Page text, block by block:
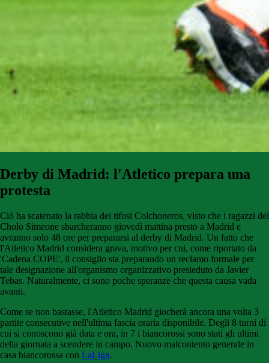
Derby di Madrid: l'Atletico prepara una
protesta
Ciò ha scatenato la rabbia dei tifosi Colchoneros, visto che i ragazzi del
Cholo Simeone sbarcheranno giovedì mattina presto a Madrid e
avranno solo 48 ore per prepararsi al derby di Madrid. Un fatto che
l'Atletico Madrid considera grava, motivo per cui, come riportato da
'Cadena COPE', il consiglio sta preparando un reclamo formale per
tale designazione all'organismo organizzativo presieduto da Javier
Tebas. Naturalmente, ci sono poche speranze che questa causa vada
avanti.
Come se non bastasse, l'Atletico Madrid giocherà ancora una volta 3
partite consecutive nell'ultima fascia oraria disponibile. Degli 8 turni di
cui si conoscono già data e ora, in 7 i biancorossi sono stati gli ultimi
della giornata a scendere in campo. Nuovo malcontento generale in
casa biancorossa con LaLiga.